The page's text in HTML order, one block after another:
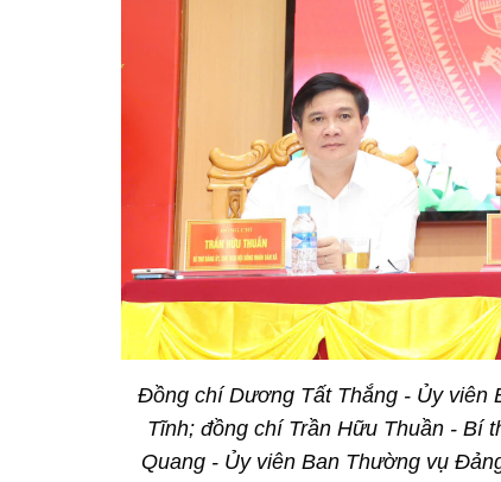
Đồng chí Dương Tất Thắng - Ủy viên
Tĩnh; đồng chí Trần Hữu Thuần - Bí
Quang - Ủy viên Ban Thường vụ